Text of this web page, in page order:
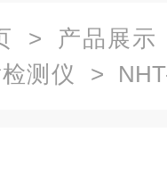
> 产品展示
测仪 >